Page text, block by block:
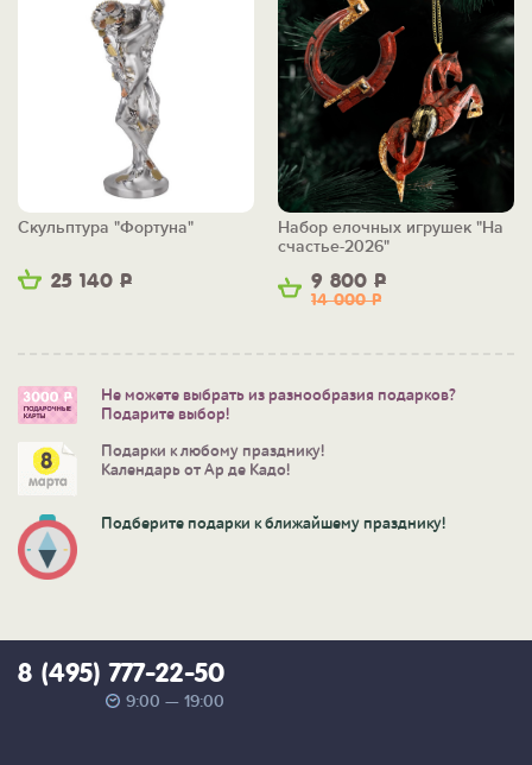
25 140 Р
Скульптура "Фортуна"
9 800 Р
14 000Р
Набор елочных игрушек "На
счастье-2026"
Не можете выбрать из разнообразия подарков?
Подарите выбор!
Подарки к любому празднику!
Календарь от Ар де Кадо!
Подберите подарки к ближайшему празднику!
8 (495) 777-22-50
9:00 — 19:00